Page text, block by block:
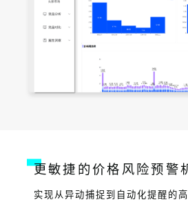
更敏捷的价格风险预警
实现从异动捕捉到自动化提醒的